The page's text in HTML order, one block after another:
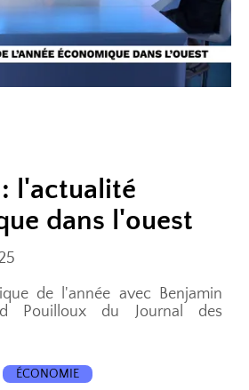
l'actualité
dans l'ouest
de l'année avec Benjamin
Pouilloux du Journal des
ÉCONOMIE